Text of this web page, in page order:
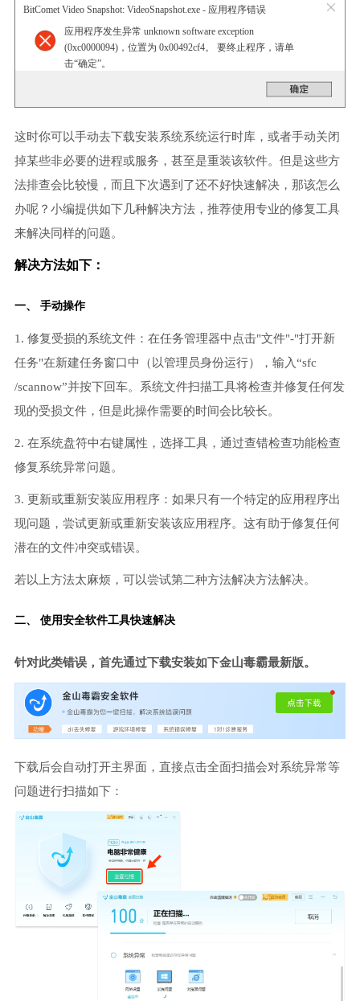
BitComet Video Snapshot: VideoSnapshot.exe - 应用程序错误
应用程序发生异常 unknown software exception
(0xc0000094)，位置为 0x00492cf4。 要终止程序，请单
击“确定”。
这时你可以手动去下载安装系统系统运行时库，或者手动关闭
掉某些非必要的进程或服务，甚至是重装该软件。但是这些方
法排查会比较慢，而且下次遇到了还不好快速解决，那该怎么
办呢？小编提供如下几种解决方法，推荐使用专业的修复工具
来解决同样的问题。
解决方法如下：
一、 手动操作
1. 修复受损的系统文件：在任务管理器中点击"文件"-"打开新
任务"在新建任务窗口中（以管理员身份运行），输入“sfc
/scannow”并按下回车。系统文件扫描工具将检查并修复任何发
现的受损文件，但是此操作需要的时间会比较长。
2. 在系统盘符中右键属性，选择工具，通过查错检查功能检查
修复系统异常问题。
3. 更新或重新安装应用程序：如果只有一个特定的应用程序出
现问题，尝试更新或重新安装该应用程序。这有助于修复任何
潜在的文件冲突或错误。
若以上方法太麻烦，可以尝试第二种方法解决方法解决。
二、 使用安全软件工具快速解决
针对此类错误，首先通过下载安装如下金山毒霸最新版。
下载后会自动打开主界面，直接点击全面扫描会对系统异常等
问题进行扫描如下：